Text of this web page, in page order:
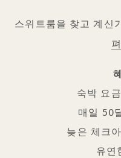
스위트룸을 찾고 계신
숙박 요
매일 50
늦은 체크
유연